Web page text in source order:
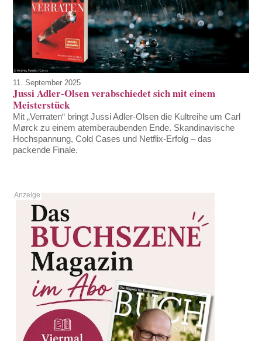
11. September 2025
Jussi Adler-Olsen verabschiedet sich mit einem
Meisterstück
Mit „Verraten“ bringt Jussi Adler-Olsen die Kultreihe um Carl
Mørck zu einem atemberaubenden Ende. Skandinavische
Hochspannung, Cold Cases und Netflix-Erfolg – das
packende Finale.